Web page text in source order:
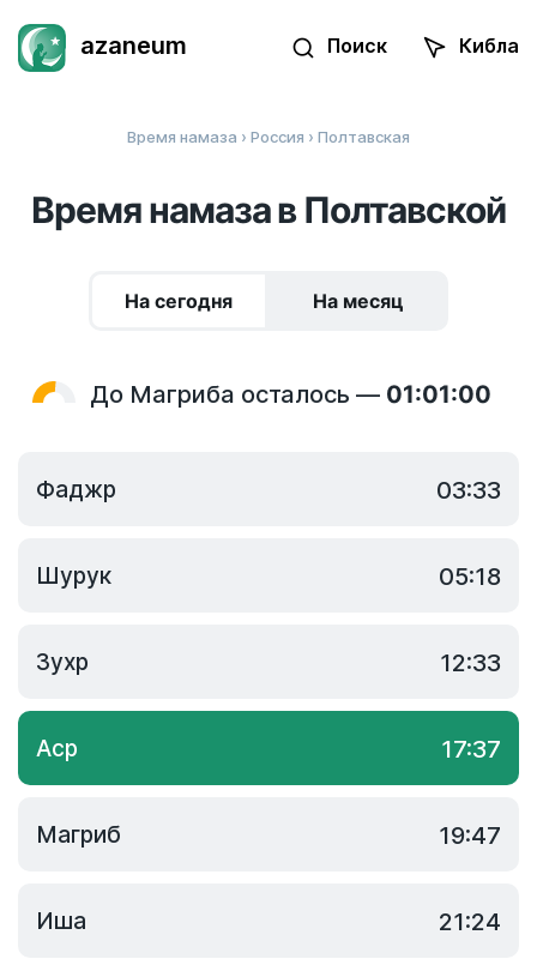
azaneum Поиск Кибла
Время намаза › Россия › Полтавская
Время намаза в Полтавской
На сегодня На месяц
До Магриба осталось — 01:01:00
Фаджр 03:33
Шурук 05:18
Зухр 12:33
Аср 17:37
Магриб 19:47
Иша 21:24